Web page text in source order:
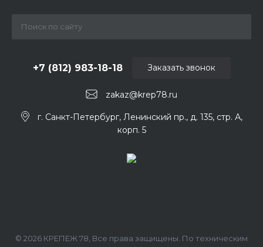
zakaz@krep78.ru
+7 (812) 983-18-18
г. Санкт-Петербург, Ленинский пр., д. 135, стр. А,
корп. 5
Заказать звонок
© 2026 КРЕПЕЖ 78, Все права защищены. По техническим